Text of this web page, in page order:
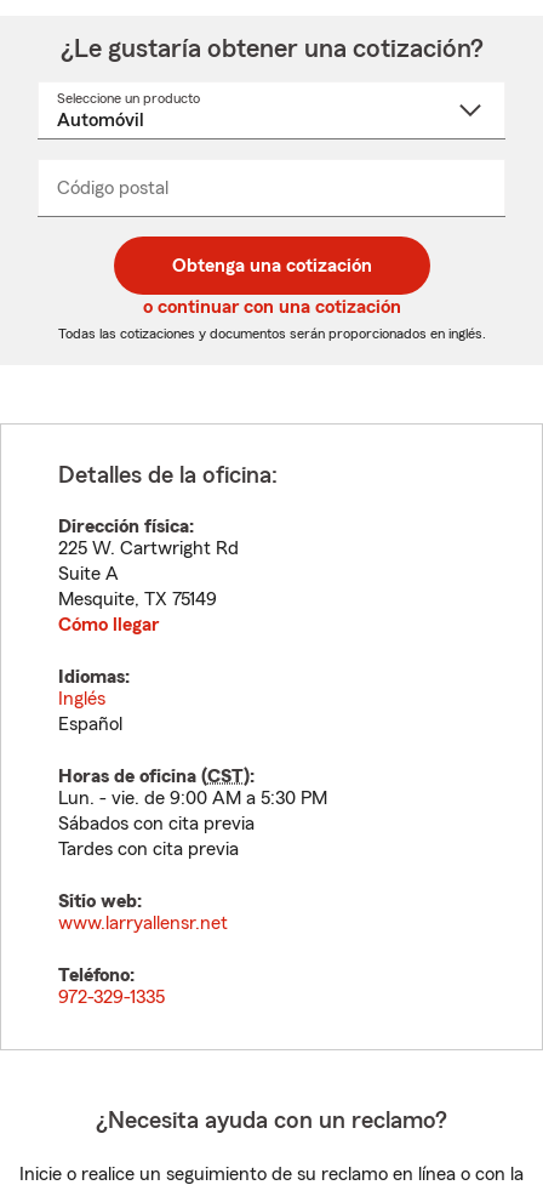
¿Le gustaría obtener una cotización?
Seleccione un producto
desplegable
Código postal
de
5
dígitos
de
5
dígitos
_____
Obtenga una cotización
o continuar con una cotización
Todas las cotizaciones y documentos serán proporcionados en inglés.
Detalles de la oficina:
Dirección física:
225 W. Cartwright Rd
Suite A
Mesquite, TX 75149
Cómo llegar
Idiomas:
Inglés
Español
Horas de oficina (CST):
Lun. - vie. de 9:00 AM a 5:30 PM
Sábados con cita previa
Tardes con cita previa
Sitio web:
www.larryallensr.net
Teléfono:
972-329-1335
¿Necesita ayuda con un reclamo?
Inicie o realice un seguimiento de su reclamo en línea o con la